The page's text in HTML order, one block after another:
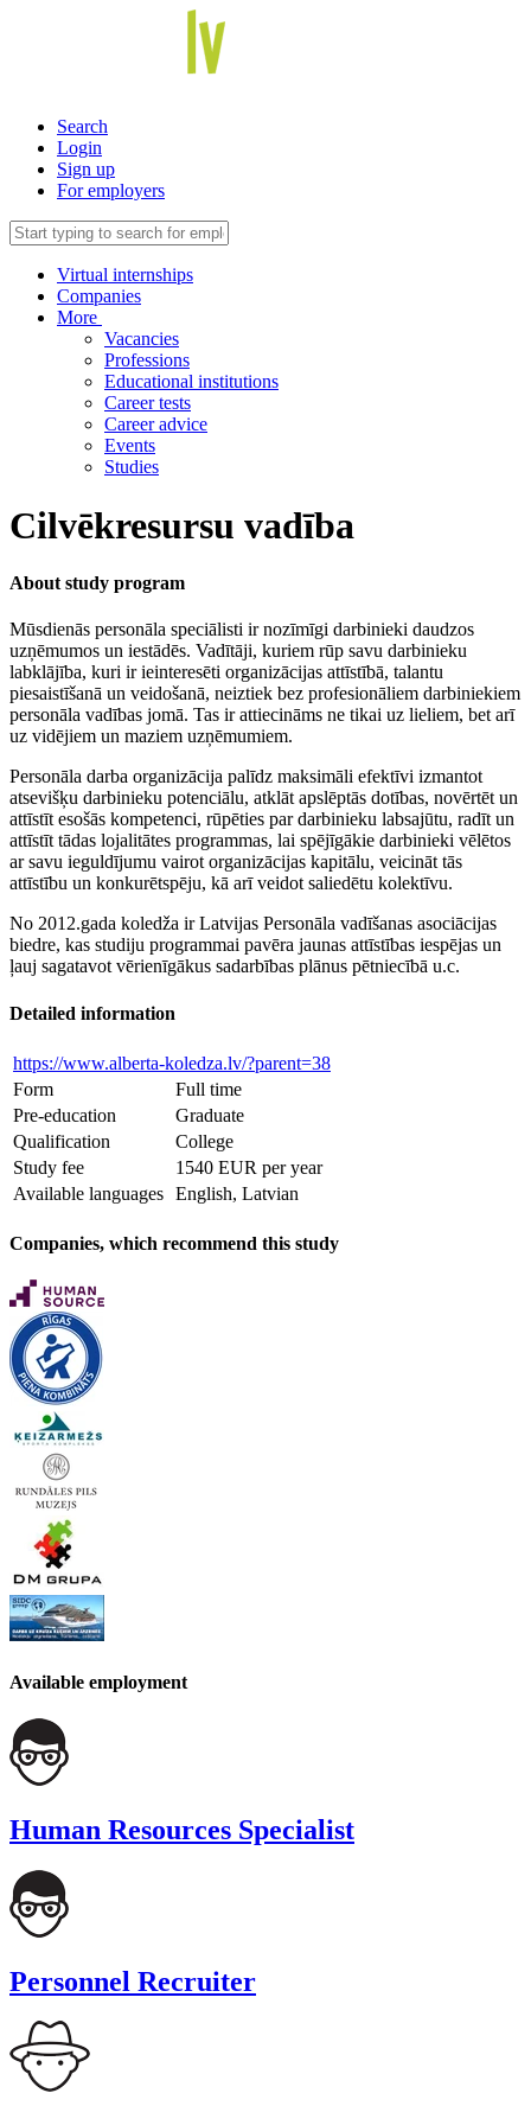
Search
Login
Sign up
For employers
Virtual internships
Companies
More
Vacancies
Professions
Educational institutions
Career tests
Career advice
Events
Studies
Cilvēkresursu vadība
About study program
Mūsdienās personāla speciālisti ir nozīmīgi darbinieki daudzos
uzņēmumos un iestādēs. Vadītāji, kuriem rūp savu darbinieku
labklājība, kuri ir ieinteresēti organizācijas attīstībā, talantu
piesaistīšanā un veidošanā, neiztiek bez profesionāliem darbiniekiem
personāla vadības jomā. Tas ir attiecināms ne tikai uz lieliem, bet arī
uz vidējiem un maziem uzņēmumiem.
Personāla darba organizācija palīdz maksimāli efektīvi izmantot
atsevišķu darbinieku potenciālu, atklāt apslēptās dotības, novērtēt un
attīstīt esošās kompetenci, rūpēties par darbinieku labsajūtu, radīt un
attīstīt tādas lojalitātes programmas, lai spējīgākie darbinieki vēlētos
ar savu ieguldījumu vairot organizācijas kapitālu, veicināt tās
attīstību un konkurētspēju, kā arī veidot saliedētu kolektīvu.
No 2012.gada koledža ir Latvijas Personāla vadīšanas asociācijas
biedre, kas studiju programmai pavēra jaunas attīstības iespējas un
ļauj sagatavot vērienīgākus sadarbības plānus pētniecībā u.c.
Detailed information
https://www.alberta-koledza.lv/?parent=38
Form
Full time
Pre-education
Graduate
Qualification
College
Study fee
1540 EUR per year
Available languages English, Latvian
Companies, which recommend this study
Available employment
Human Resources Specialist
Personnel Recruiter